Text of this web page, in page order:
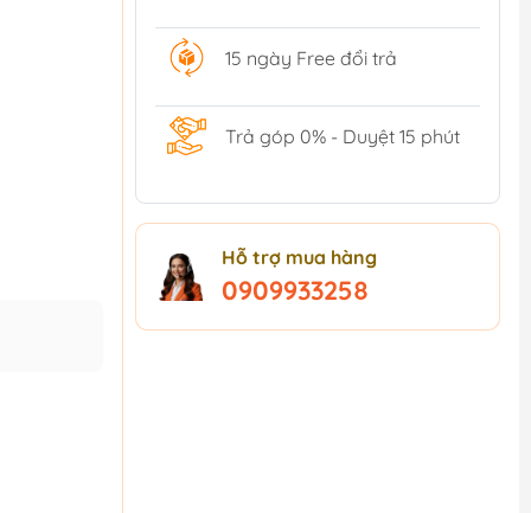
15 ngày Free đổi trả
Trả góp 0% - Duyệt 15 phút
Hỗ trợ mua hàng
0909933258